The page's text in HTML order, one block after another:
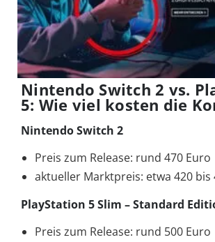
Nintendo Switch 2 vs.
5: Wie viel kosten die
Nintendo Switch 2
Preis zum Release: rund 470 Euro
aktueller Marktpreis: etwa 420 bis
PlayStation 5 Slim – Standard
Preis zum Release: rund 500 Euro